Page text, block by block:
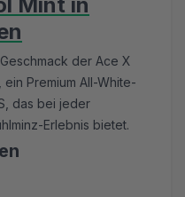
der Ace X
Premium All-White-
das bei jeder
Erlebnis bietet.